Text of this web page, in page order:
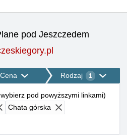
pod Jeszczedem
Cena Rodzaj 1
pod powyższymi linkami)
Chata górska